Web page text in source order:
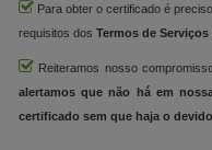
Para obter o certificado é
requisitos dos Termos de Serviços
Reiteramos nosso
alertamos que não há em
certificado sem que haja o